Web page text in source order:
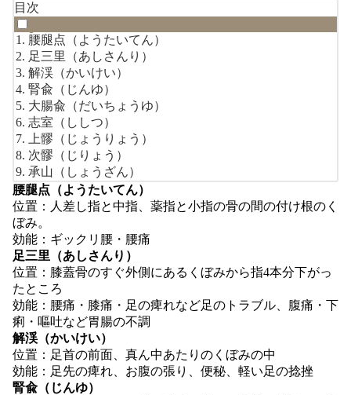
目次
腰腿点（ようたいてん）
足三里（あしさんり）
解渓（かいけい）
腎兪（じんゆ）
大腸兪（だいちょうゆ）
志室（ししつ）
上髎（じょうりょう）
次髎（じりょう）
承山（しょうざん）
腰腿点（ようたいてん）
位置：人差し指と中指、薬指と小指の骨の間の付け根のく
ぼみ。
効能：ギックリ腰・腰痛
足三里（あしさんり）
位置：膝蓋骨のすぐ外側にあるくぼみから指4本分下がっ
たところ
効能：腰痛・膝痛・足の痺れなど足のトラブル、腹痛・下
痢・嘔吐など胃腸の不調
解渓（かいけい）
位置：足首の前面、真ん中あたりのくぼみの中
効能：足先の痺れ、お腹の張り、便秘、軽い足の捻挫
腎兪（じんゆ）